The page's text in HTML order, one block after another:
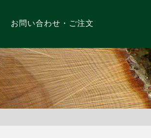
お問い合わせ・ご注文